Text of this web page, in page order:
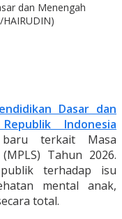
dan Menengah
HAIRUDIN)
Dasar dan
Indonesia
baru terkait Masa
Tahun 2026.
terhadap isu
mental anak,
total.